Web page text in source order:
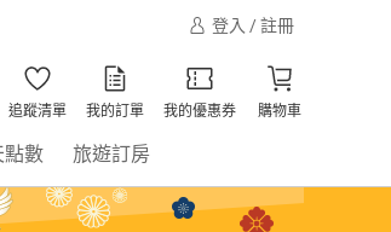
登入 / 註冊
追蹤清單 我的訂單 我的優惠券 購物車
點數 旅遊訂房